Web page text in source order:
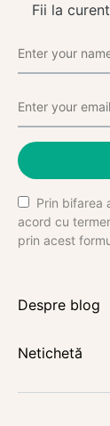
Fii la
Prin bifarea
acord cu
prin acest
Despre blog
Netichetă